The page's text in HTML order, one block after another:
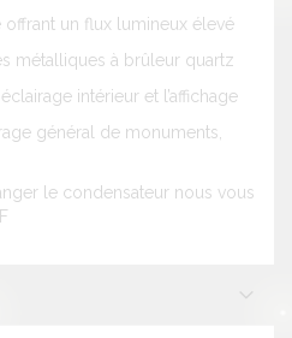
un flux lumineux élevé
métalliques à brûleur quartz
intérieur et l’affichage
général de monuments,
le condensateur nous vous